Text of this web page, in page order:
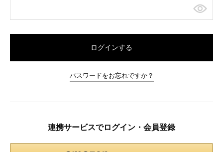
ログインする
パスワードをお忘れですか？
連携サービスでログイン・会員登録